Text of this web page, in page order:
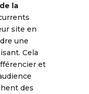
la
site en
une
Cela
et
des